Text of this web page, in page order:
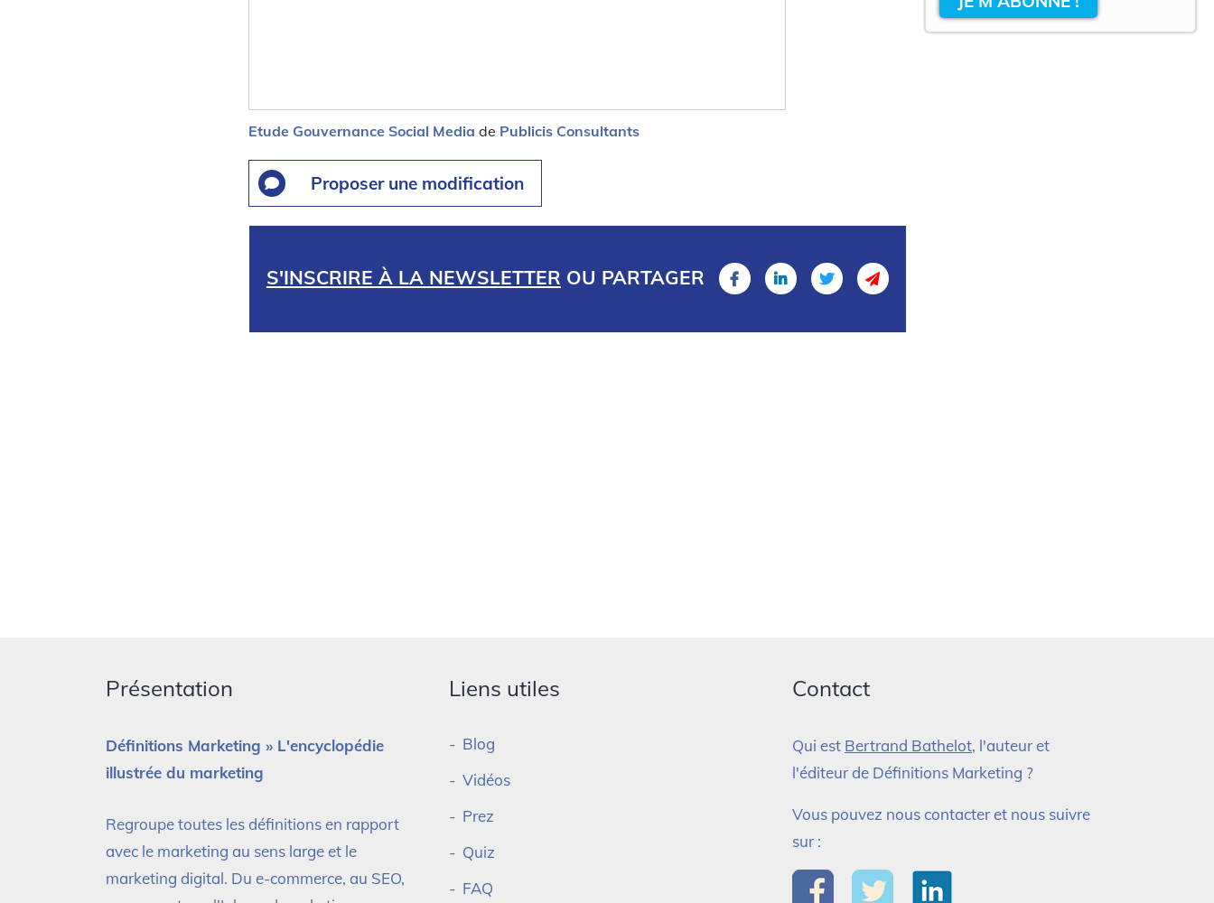
Etude Gouvernance Social Media de Publicis Consultants
Proposer une modification
S'INSCRIRE À LA NEWSLETTER OU PARTAGER
Présentation
Définitions Marketing » L'encyclopédie
illustrée du marketing
Regroupe toutes les définitions en rapport
avec le marketing au sens large et le
marketing digital. Du e-commerce, au SEO,
Liens utiles
Blog
Vidéos
Prez
Quiz
FAQ
Contact
Qui est Bertrand Bathelot, l'auteur et
l'éditeur de Définitions Marketing ?
Vous pouvez nous contacter et nous suivre
sur :